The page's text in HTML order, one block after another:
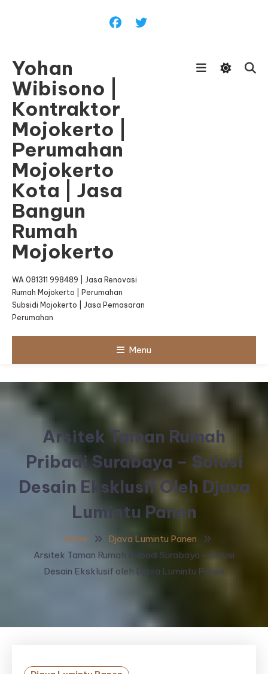
Yohan
Wibisono |
Kontraktor
Mojokerto |
Perumahan
Mojokerto
Kota | Jasa
Bangun
Rumah
Mojokerto
WA 081311 998489 | Jasa Renovasi
Rumah Mojokerto | Perumahan
Subsidi Mojokerto | Jasa Pemasaran
Perumahan
Menu
Arsitek Taman Rumah
Pribadi Surabaya – Solusi
Desain Eksklusif Oleh Djava
Lumintu Panen
Home
Djava Lumintu Panen
Arsitek Taman Rumah Pribadi Surabaya – Solusi
Desain Eksklusif oleh Djava Lumintu Panen